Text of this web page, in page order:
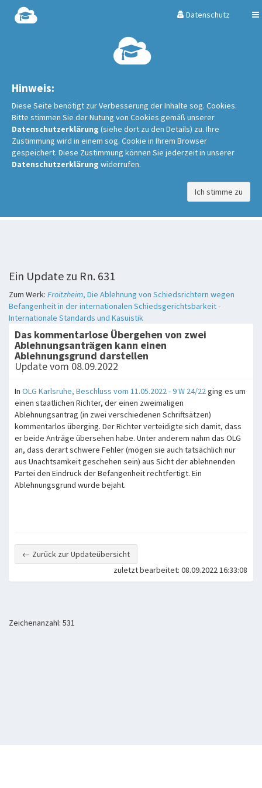
Hinweis:
Diese Seite benötigt zur Verbesserung der Inhalte sog. Cookies.
Bitte stimmen Sie der Nutung von Cookies gemäß unserer
Datenschutzerklärung (siehe dort zu den Details) zu. Ihre
Zustimmung wird in einem sog. Cookie in Ihrem Browser
gespeichert. Diese Zustimmung können Sie jederzeit in unserer
Datenschutzerklärung widerrufen.
Ich stimme zu
Datenschutz
Ein Update zu Rn. 631
Zum Werk: Froitzheim, Die Ablehnung von Schiedsrichtern wegen
Befangenheit in der internationalen Schiedsgerichtsbarkeit -
Internationale Standards und Kasuistik
Das kommentarlose Übergehen von zwei
Ablehnungsanträgen kann einen
Ablehnungsgrund darstellen
Update vom 08.09.2022
In OLG Karlsruhe, Beschluss vom 11.05.2022 - 9 W 24/22ging es um
einen staatlichen Richter, der einen zweimaligen
Ablehnungsantrag (in zwei verschiedenen Schriftsätzen)
kommentarlos überging. Der Richter verteidigte sich damit, dass
er beide Anträge übersehen habe. Unter anderem nahm das OLG
an, dass derart schwere Fehler (mögen sie auch tatsächlich nur
aus Unachtsamkeit geschehen sein) aus Sicht der ablehnenden
Partei den Eindruck der Befangenheit rechtfertigt. Ein
Ablehnungsgrund wurde bejaht.
← Zurück zur Updateübersicht
zuletzt bearbeitet: 08.09.2022 16:33:08
Zeichenanzahl: 531